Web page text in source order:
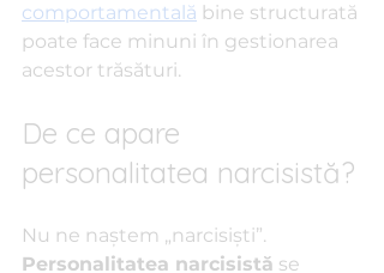
comportamentală bine structurată
poate face minuni în gestionarea
acestor trăsături.
De ce apare
personalitatea narcisistă?
Nu ne naștem „narcisiști”.
Personalitatea narcisistă se